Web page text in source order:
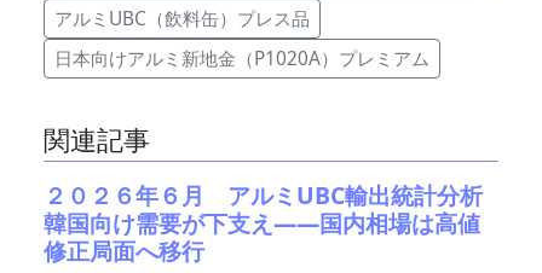
アルミUBC（飲料缶）プレス品
日本向けアルミ新地金（P1020A）プレミアム
関連記事
２０２６年６月 アルミUBC輸出統計分析
韓国向け需要が下支え――国内相場は高値
修正局面へ移行